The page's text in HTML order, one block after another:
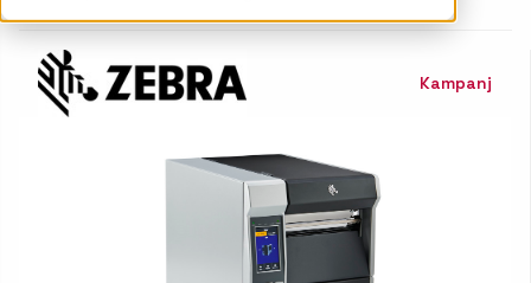
Kampanj